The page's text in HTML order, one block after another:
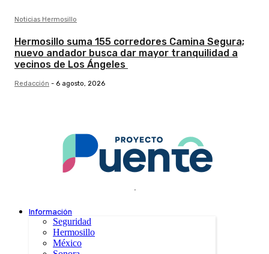
Noticias Hermosillo
Hermosillo suma 155 corredores Camina Segura;
nuevo andador busca dar mayor tranquilidad a
vecinos de Los Ángeles
Redacción - 6 agosto, 2026
.
Información
Seguridad
Hermosillo
México